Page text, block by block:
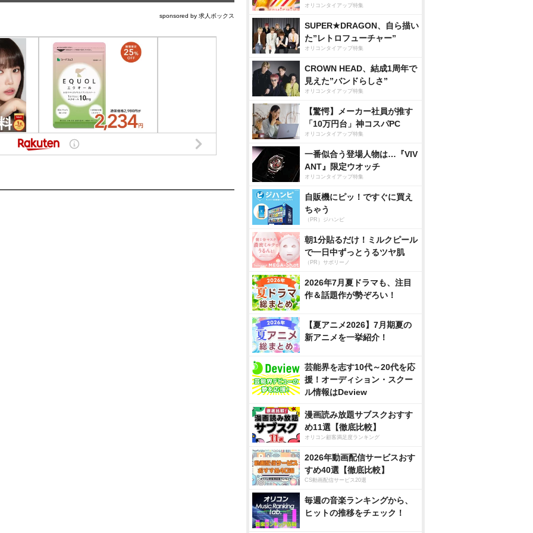
sponsored by 求人ボックス
オリコンタイアップ特集
SUPER★DRAGON、自ら描い
た”レトロフューチャー”
オリコンタイアップ特集
CROWN HEAD、結成1周年で
見えた”バンドらしさ”
オリコンタイアップ特集
【驚愕】メーカー社員が推す
「10万円台」神コスパPC
オリコンタイアップ特集
一番似合う登場人物は…『VIV
ANT』限定ウオッチ
オリコンタイアップ特集
自販機にピッ！ですぐに買え
ちゃう
（PR）ジハンピ
朝1分貼るだけ！ミルクピール
で一日中ずっとうるツヤ肌
（PR）サボリーノ
2026年7月夏ドラマも、注目
作＆話題作が勢ぞろい！
【夏アニメ2026】7月期夏の
新アニメを一挙紹介！
芸能界を志す10代～20代を応
援！オーディション・スクー
ル情報はDeview
漫画読み放題サブスクおすす
め11選【徹底比較】
オリコン顧客満足度ランキング
2026年動画配信サービスおす
すめ40選【徹底比較】
CS動画配信サービス20選
毎週の音楽ランキングから、
ヒットの推移をチェック！